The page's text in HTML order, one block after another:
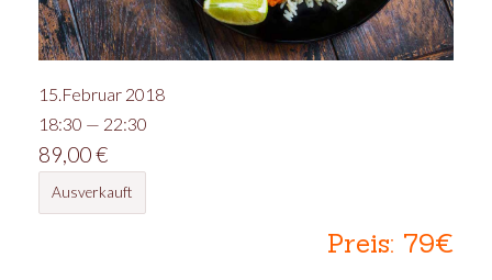
Preis: 79€
15.Februar 2018
18:30 — 22:30
89,00€
Ausverkauft